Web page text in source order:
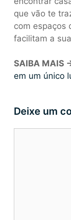
que vão te
com espaços
facilitam a
SAIBA MAIS -
em um único
Deixe um